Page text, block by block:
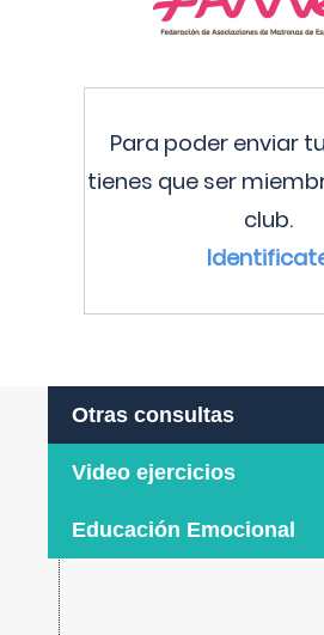
Para poder enviar
tienes que ser
club.
Otras consultas
Video ejercicios
Educación Emocional